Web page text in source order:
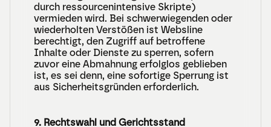
durch ressourcenintensive Skripte)
vermieden wird. Bei schwerwiegenden oder
wiederholten Verstößen ist Websline
berechtigt, den Zugriff auf betroffene
Inhalte oder Dienste zu sperren, sofern
zuvor eine Abmahnung erfolglos geblieben
ist, es sei denn, eine sofortige Sperrung ist
aus Sicherheitsgründen erforderlich.
9. Rechtswahl und Gerichtsstand